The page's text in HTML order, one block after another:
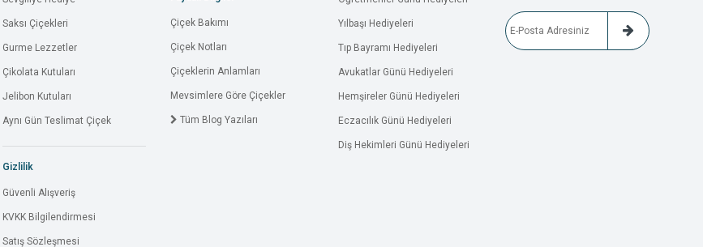
Saksı Çiçekleri
Gurme Lezzetler
Çikolata Kutuları
Jelibon Kutuları
Aynı Gün Teslimat Çiçek
Gizlilik
Güvenli Alışveriş
KVKK Bilgilendirmesi
Satış Sözleşmesi
Çiçek Bakımı
Çiçek Notları
Çiçeklerin Anlamları
Mevsimlere Göre Çiçekler
Tüm Blog Yazıları
Yılbaşı Hediyeleri
Tıp Bayramı Hediyeleri
Avukatlar Günü Hediyeleri
Hemşireler Günü Hediyeleri
Eczacılık Günü Hediyeleri
Diş Hekimleri Günü Hediyeleri